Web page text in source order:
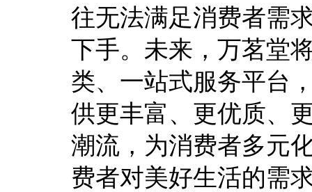
往无法满足消费者需
下手。未来，万茗堂
类、一站式服务平台
供更丰富、更优质、
潮流，为消费者多元
费者对美好生活的需